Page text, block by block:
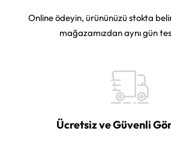
Online ödeyin, ürününüzü stokta
mağazamızdan aynı gün
Ücretsiz ve Güvenli